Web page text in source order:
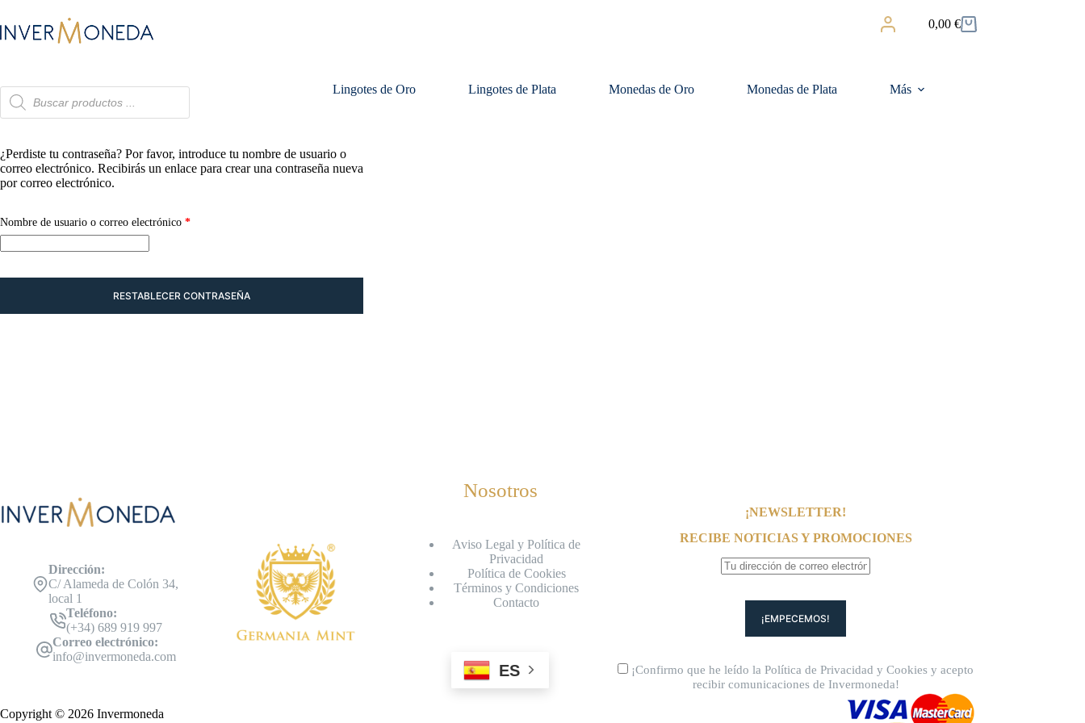
contenido
Carro
0,00 €
Búsqueda
de
productos
Lingotes de Oro Lingotes de Plata Monedas de Oro Monedas de Plata Más
¿Perdiste tu contraseña? Por favor, introduce tu nombre de usuario o
correo electrónico. Recibirás un enlace para crear una contraseña nueva
por correo electrónico.
Nombre de usuario o correo electrónico *Obligatorio
RESTABLECER CONTRASEÑA
Dirección:
C/ Alameda de Colón 34,
local 1
Teléfono:
(+34) 689 919 997
Correo electrónico:
info@invermoneda.com
Nosotros
Aviso Legal y Política de
Privacidad
Política de Cookies
Términos y Condiciones
Contacto
ES
¡NEWSLETTER!
RECIBE NOTICIAS Y PROMOCIONES
¡Confirmo que he leído laPolítica de Privacidad yCookies y acepto
recibir comunicaciones de Invermoneda!
Copyright © 2026 Invermoneda